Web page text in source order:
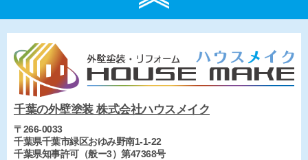
千葉の外壁塗装 株式会社ハウスメイク
〒266-0033
千葉県千葉市緑区おゆみ野南1-1-22
千葉県知事許可（般ー3）第47368号